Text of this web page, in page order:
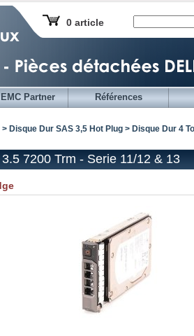
0 article
Partner Références
> Disque Dur SAS 3,5 Hot Plug > Disque Dur 4
7200 Trm - Serie 11/12 & 13